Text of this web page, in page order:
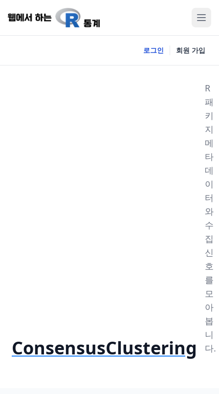
로그인 회원 가입
ConsensusClustering
R
패
키
지
메
타
데
이
터
와
수
집
신
호
를
모
아
봅
니
다.